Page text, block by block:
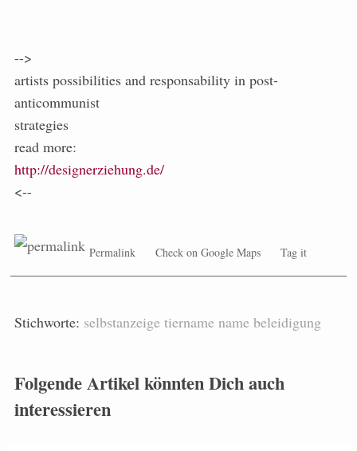
-->
artists possibilities and responsability in post-
anticommunist
strategies
read more:
http://designerziehung.de/
<--
Permalink Check on Google Maps Tag it
Stichworte: selbstanzeige tiername name beleidigung
Folgende Artikel könnten Dich auch
interessieren